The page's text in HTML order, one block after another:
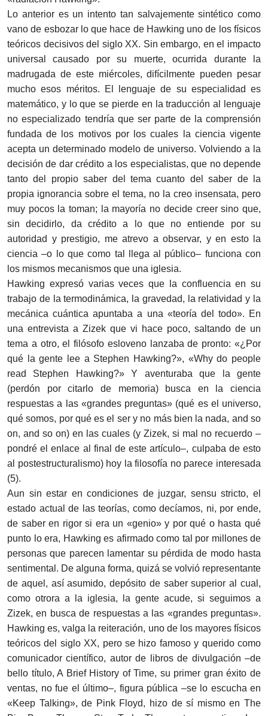
Lo anterior es un intento tan salvajemente sintético como
vano de esbozar lo que hace de Hawking uno de los físicos
teóricos decisivos del siglo XX. Sin embargo, en el impacto
universal causado por su muerte, ocurrida durante la
madrugada de este miércoles, difícilmente pueden pesar
mucho esos méritos. El lenguaje de su especialidad es
matemático, y lo que se pierde en la traducción al lenguaje
no especializado tendría que ser parte de la comprensión
fundada de los motivos por los cuales la ciencia vigente
acepta un determinado modelo de universo. Volviendo a la
decisión de dar crédito a los especialistas, que no depende
tanto del propio saber del tema cuanto del saber de la
propia ignorancia sobre el tema, no la creo insensata, pero
muy pocos la toman; la mayoría no decide creer sino que,
sin decidirlo, da crédito a lo que no entiende por su
autoridad y prestigio, me atrevo a observar, y en esto la
ciencia –o lo que como tal llega al público– funciona con
los mismos mecanismos que una iglesia.
Hawking expresó varias veces que la confluencia en su
trabajo de la termodinámica, la gravedad, la relatividad y la
mecánica cuántica apuntaba a una «teoría del todo». En
una entrevista a Zizek que vi hace poco, saltando de un
tema a otro, el filósofo esloveno lanzaba de pronto: «¿Por
qué la gente lee a Stephen Hawking?», «Why do people
read Stephen Hawking?» Y aventuraba que la gente
(perdón por citarlo de memoria) busca en la ciencia
respuestas a las «grandes preguntas» (qué es el universo,
qué somos, por qué es el ser y no más bien la nada, and so
on, and so on) en las cuales (y Zizek, si mal no recuerdo –
pondré el enlace al final de este artículo–, culpaba de esto
al postestructuralismo) hoy la filosofía no parece interesada
(5).
Aun sin estar en condiciones de juzgar, sensu stricto, el
estado actual de las teorías, como decíamos, ni, por ende,
de saber en rigor si era un «genio» y por qué o hasta qué
punto lo era, Hawking es afirmado como tal por millones de
personas que parecen lamentar su pérdida de modo hasta
sentimental. De alguna forma, quizá se volvió representante
de aquel, así asumido, depósito de saber superior al cual,
como otrora a la iglesia, la gente acude, si seguimos a
Zizek, en busca de respuestas a las «grandes preguntas».
Hawking es, valga la reiteración, uno de los mayores físicos
teóricos del siglo XX, pero se hizo famoso y querido como
comunicador científico, autor de libros de divulgación –de
bello título, A Brief History of Time, su primer gran éxito de
ventas, no fue el último–, figura pública –se lo escucha en
«Keep Talking», de Pink Floyd, hizo de sí mismo en The